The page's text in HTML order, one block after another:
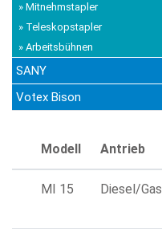
» Mitnehmstapler
» Teleskopstapler
» Arbeitsbühnen
SANY
Votex Bison
Modell Antrieb
MI 15 Diesel/Gas